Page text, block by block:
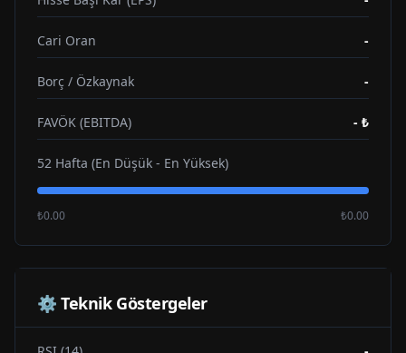
Cari Oran -
Borç / Özkaynak -
FAVÖK (EBITDA) - ₺
52 Hafta (En Düşük - En Yüksek)
₺0.00 ₺0.00
⚙️ Teknik Göstergeler